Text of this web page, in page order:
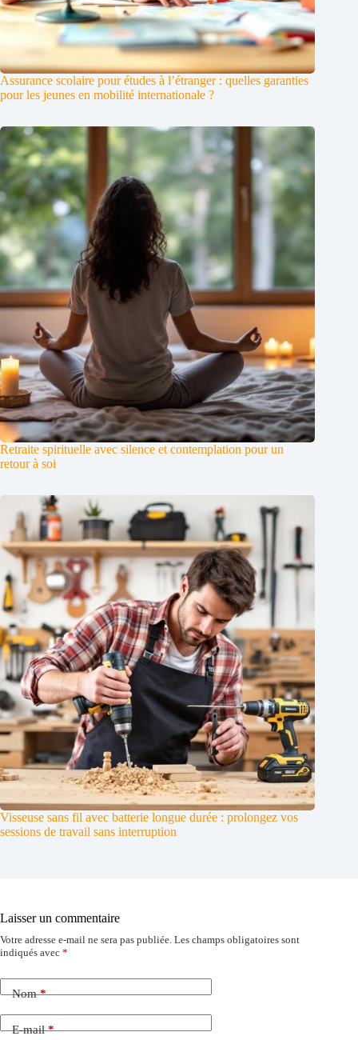
Assurance scolaire pour études à l’étranger : quelles garanties
pour les jeunes en mobilité internationale ?
Retraite spirituelle avec silence et contemplation pour un
retour à soi
Visseuse sans fil avec batterie longue durée : prolongez vos
sessions de travail sans interruption
Laisser un commentaire
Votre adresse e-mail ne sera pas publiée. Les champs obligatoires sont
indiqués avec *
Nom*
E-mail*